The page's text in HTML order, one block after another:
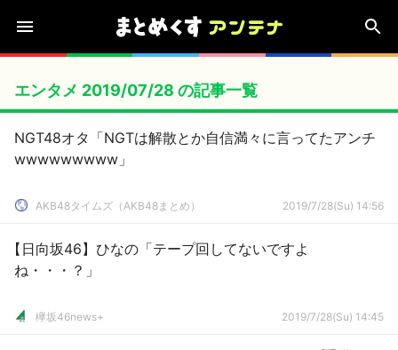
エンタメ 2019/07/28 の記事一覧
NGT48オタ「NGTは解散とか自信満々に言ってたアンチ
wwwwwwwww」
AKB48タイムズ（AKB48まとめ） 2019/7/28(Su) 14:56
【日向坂46】ひなの「テープ回してないですよ
ね・・・？」
欅坂46news+ 2019/7/28(Su) 14:45